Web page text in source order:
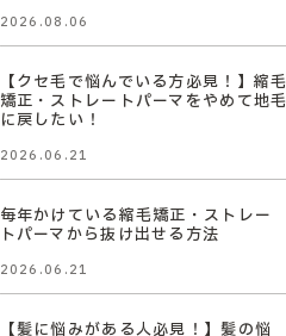
2026.08.06
【クセ毛で悩んでいる方必見！】縮毛
矯正・ストレートパーマをやめて地毛
に戻したい！
2026.06.21
毎年かけている縮毛矯正・ストレー
トパーマから抜け出せる方法
2026.06.21
【髪に悩みがある人必見！】髪の悩